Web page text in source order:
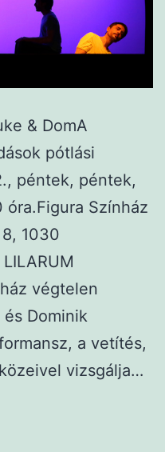
& DomA
pótlási
péntek, péntek,
Színház
1030
végtelen
Dominik
a vetítés,
vizsgálja…